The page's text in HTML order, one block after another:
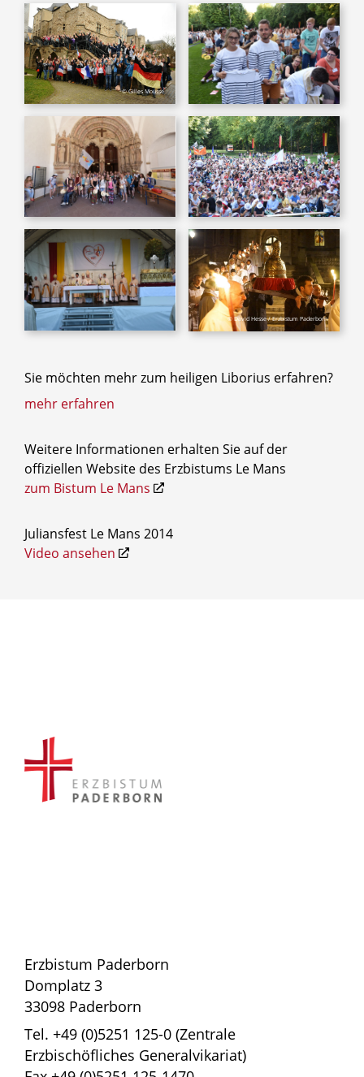
© Gilles Mousse
© David Hesse / Erzbistum Paderborn
Sie möchten mehr zum heiligen Liborius erfahren?
mehr erfahren
Weitere Informationen erhalten Sie auf der
offiziellen Website des Erzbistums Le Mans
zum Bistum Le Mans
Juliansfest Le Mans 2014
Video ansehen
Erzbistum Paderborn
Domplatz 3
33098 Paderborn
Tel. +49 (0)5251 125-0 (Zentrale
Erzbischöfliches Generalvikariat)